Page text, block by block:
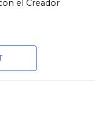
el Creador